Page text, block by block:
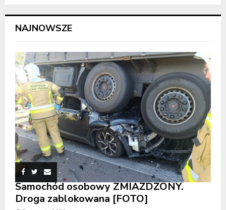
NAJNOWSZE
Samochód osobowy ZMIAŻDŻONY.
Droga zablokowana [FOTO]